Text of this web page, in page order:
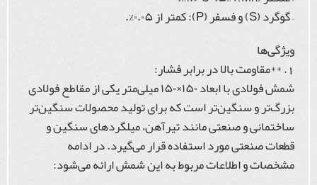
– گوگرد (S) و فسفر (P): کمتر از ۰.۰۵%.
ویژگی‌ها
1. **مقاومت بالا در برابر فشار:
شمش فولادی با ابعاد ۱۵۰×۱۵۰ میلی‌متر یکی از مقاطع فولادی
بزرگ‌تر و سنگین‌تر است که برای تولید محصولات سنگین‌تر
ساختمانی و صنعتی مانند تیرآهن، میلگردهای سنگین و
قطعات صنعتی مورد استفاده قرار می‌گیرد. در ادامه
مشخصات و اطلاعات مربوط به این شمش ارائه می‌شود: